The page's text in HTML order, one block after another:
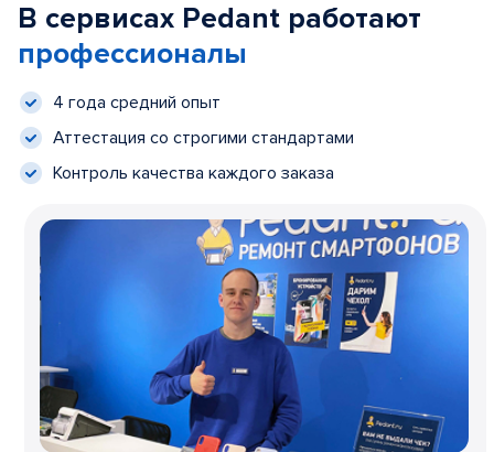
В сервисах Pedant работают
профессионалы
4 года средний опыт
Аттестация со строгими стандартами
Контроль качества каждого заказа